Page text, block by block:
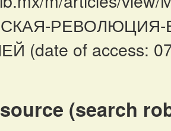
РЕВОЛЮЦИЯ-
(date of access:
(search